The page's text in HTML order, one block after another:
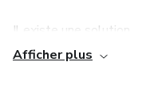
Il existe une solution.
Afficher plus